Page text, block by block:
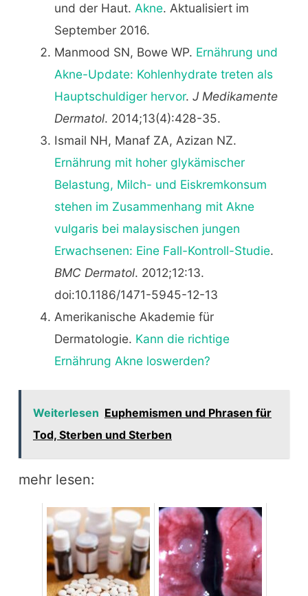
und der Haut. Akne. Aktualisiert im
September 2016.
Manmood SN, Bowe WP. Ernährung und
Akne-Update: Kohlenhydrate treten als
Hauptschuldiger hervor. J Medikamente
Dermatol. 2014;13(4):428-35.
Ismail NH, Manaf ZA, Azizan NZ.
Ernährung mit hoher glykämischer
Belastung, Milch- und Eiskremkonsum
stehen im Zusammenhang mit Akne
vulgaris bei malaysischen jungen
Erwachsenen: Eine Fall-Kontroll-Studie.
BMC Dermatol. 2012;12:13.
doi:10.1186/1471-5945-12-13
Amerikanische Akademie für
Dermatologie. Kann die richtige
Ernährung Akne loswerden?
Weiterlesen Euphemismen und Phrasen für
Tod, Sterben und Sterben
mehr lesen: